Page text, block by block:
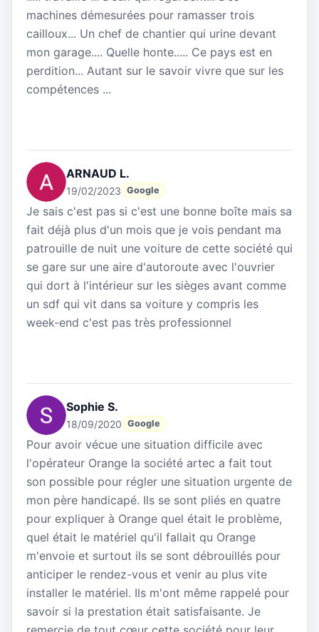
machines démesurées pour ramasser trois
cailloux... Un chef de chantier qui urine devant
mon garage.... Quelle honte..... Ce pays est en
perdition... Autant sur le savoir vivre que sur les
compétences ...
ARNAUD L.
19/02/2023 Google
Je sais c'est pas si c'est une bonne boîte mais sa
fait déjà plus d'un mois que je vois pendant ma
patrouille de nuit une voiture de cette société qui
se gare sur une aire d'autoroute avec l'ouvrier
qui dort à l'intérieur sur les sièges avant comme
un sdf qui vit dans sa voiture y compris les
week-end c'est pas très professionnel
Sophie S.
18/09/2020 Google
Pour avoir vécue une situation difficile avec
l'opérateur Orange la société artec a fait tout
son possible pour régler une situation urgente de
mon père handicapé. Ils se sont pliés en quatre
pour expliquer à Orange quel était le problème,
quel était le matériel qu'il fallait qu Orange
m'envoie et surtout ils se sont débrouillés pour
anticiper le rendez-vous et venir au plus vite
installer le matériel. Ils m'ont même rappelé pour
savoir si la prestation était satisfaisante. Je